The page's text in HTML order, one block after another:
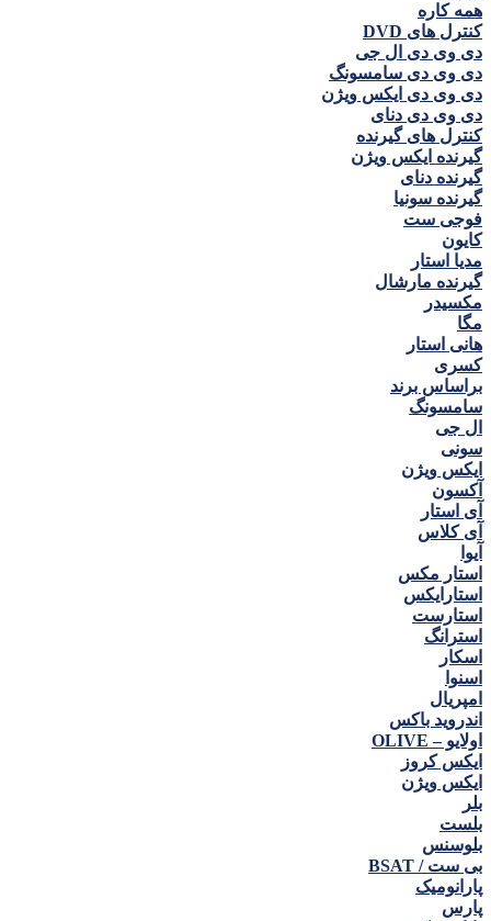
همه كاره
کنترل های DVD
دی وی دی ال جی
دی وی دی سامسونگ
دی وی دی ايكس ويژن
دی وی دی دنای
کنترل های گیرنده
گیرنده ايكس ويژن
گیرنده دنای
گیرنده سونیا
فوجی ست
كايون
مديا استار
گیرنده مارشال
مكسيدر
مگا
هانی استار
كسری
براساس برند
سامسونگ
ال جی
سونی
ایکس ویژن
آکسون
آی استار
آی کلاس
آیوا
استار مکس
استارایکس
استارست
استرانگ
اسکار
اسنوا
امپریال
اندروید باکس
اولایو – OLIVE
ایکس کروز
ایکس ویژن
بلر
بلست
بلوسنس
بی ست / BSAT
پارانومیک
پارس